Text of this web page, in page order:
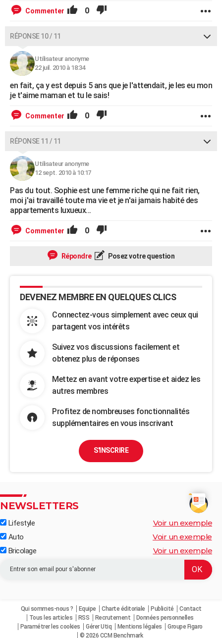
Commenter 0
RÉPONSE 10 / 11
Utilisateur anonyme
22 juil. 2010 à 18:34
en fait, ça y est depuis 5 ans que je l'attendait, je les eu mon
je t'aime maman et tu le sais!
Commenter 0
RÉPONSE 11 / 11
Utilisateur anonyme
12 sept. 2010 à 10:17
Pas du tout. Sophie est une femme riche qui ne fait rien,
moi j'ai travaillé toute ma vie et je n'ai jamais habité des
appartements luxueux...
Commenter 0
Répondre Posez votre question
DEVENEZ MEMBRE EN QUELQUES CLICS
Connectez-vous simplement avec ceux qui
partagent vos intérêts
Suivez vos discussions facilement et
obtenez plus de réponses
Mettez en avant votre expertise et aidez les
autres membres
Profitez de nombreuses fonctionnalités
supplémentaires en vous inscrivant
S'INSCRIRE
NEWSLETTERS
Lifestyle Voir un exemple
Auto Voir un exemple
Bricolage Voir un exemple
Qui sommes-nous ? Equipe Charte éditoriale Publicité
Contact
Tous les articles
RSS Recrutement
Données personnelles
Paramétrer les cookies
Gérer Utiq Mentions légales
Groupe Figaro
© 2026 CCM Benchmark